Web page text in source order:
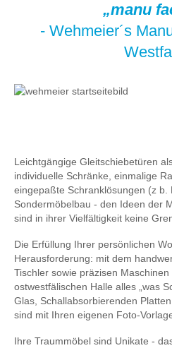
„manu
- Wehmeier´s
Leichtgängige Gleitschiebetüren
individuelle Schränke, einmalige
eingepaßte Schranklösungen (z b.
Sondermöbelbau - den Ideen der
sind in ihrer Vielfältigkeit keine
Die Erfüllung Ihrer persönlichen
Herausforderung: mit dem
Tischler sowie präzisen
ostwestfälischen Halle alles „was
Glas, Schallabsorbierenden
sind mit Ihren eigenen Foto-
Ihre Traummöbel sind Unikate -